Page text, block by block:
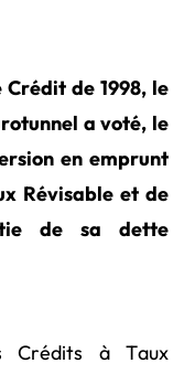
de 1998, le
a voté, le
en emprunt
Révisable et de
de sa dette
Crédits à Taux